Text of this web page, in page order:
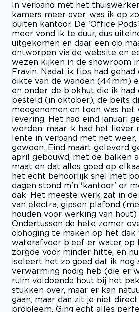
In verband met het
kamers meer over, was ik op
buiten kantoor. De 'Office
meer vond ik te duur, dus
uitgekomen en daar een op
ontworpen via de website en
wezen kijken in de showroom
Fravin. Nadat ik tips had gehad
dikte van de wanden (44mm)
en onder, de blokhut die ik had
besteld (in oktober), de beits
meegenomen en toen was het
levering. Het had eind januari
worden, maar ik had het liever
lente in verband met het
gewoon. Eind maart geleverd
april gebouwd, met de balken
maat en dat alles goed op
het echt behoorlijk snel met
dagen stond m'n 'kantoor' er
dak. Het meeste werk zat in
van electra, gipsen plafond
houden voor werking van hout)
Ondertussen de hete zomer
ophoging te maken op het dak
waterafvoer bleef er water op
zorgde voor minder hitte, en
isoleert het zo goed dat ik nog
verwarming nodig heb (die er
ruim voldoende hout bij het
stukken over, maar er kan
gaan, maar dan zit je niet
probleem. Ging echt alles